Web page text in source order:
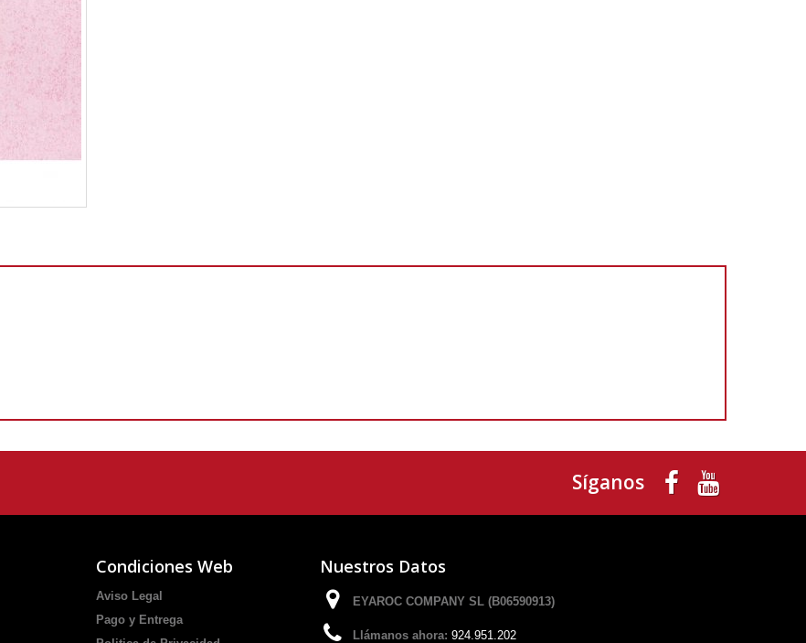
Síganos
Condiciones Web
Aviso Legal
Pago y Entrega
Nuestros Datos
EYAROC COMPANY SL (B06590913)
Llámanos ahora: 924.951.202